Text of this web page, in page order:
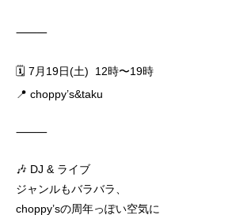
⸻
🗓️ 7月19日(土) 12時〜19時
📍 choppy’s&taku
⸻
🎶 DJ & ライブ
ジャンルもバラバラ、
choppy’sの周年っぽい空気に